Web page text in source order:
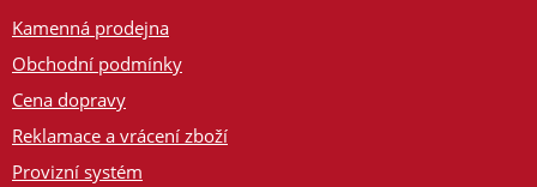
Kamenná prodejna
Obchodní podmínky
Cena dopravy
Reklamace a vrácení zboží
Provizní systém